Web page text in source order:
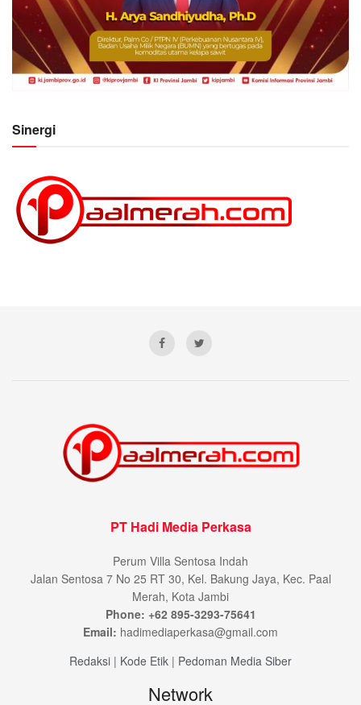
Sinergi
PT Hadi Media Perkasa
Perum Villa Sentosa Indah
Jalan Sentosa 7 No 25 RT 30, Kel. Bakung Jaya, Kec. Paal
Merah, Kota Jambi
Phone: +62 895-3293-75641
Email: hadimediaperkasa@gmail.com
Redaksi | Kode Etik | Pedoman Media Siber
Network